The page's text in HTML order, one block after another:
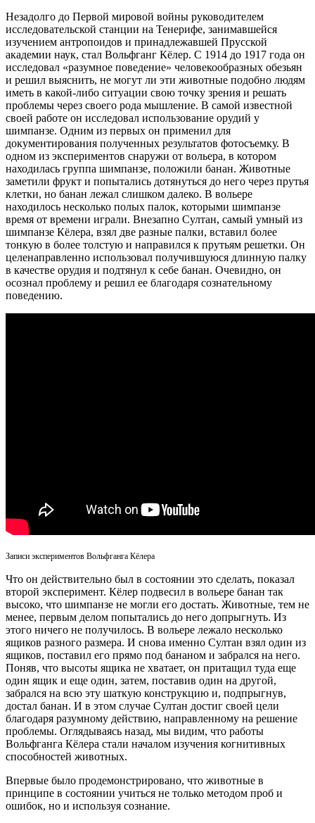
Незадолго до Первой мировой войны руководителем
исследовательской станции на Тенерифе, занимавшейся
изучением антропоидов и принадлежавшей Прусской
академии наук, стал Вольфганг Кёлер. С 1914 до 1917 года он
исследовал «разумное поведение» человекообразных обезьян
и решил выяснить, не могут ли эти животные подобно людям
иметь в какой-либо ситуации свою точку зрения и решать
проблемы через своего рода мышление. В самой известной
своей работе он исследовал использование орудий у
шимпанзе. Одним из первых он применил для
документирования полученных результатов фотосъемку. В
одном из экспериментов снаружи от вольера, в котором
находилась группа шимпанзе, положили банан. Животные
заметили фрукт и попытались дотянуться до него через прутья
клетки, но банан лежал слишком далеко. В вольере
находилось несколько полых палок, которыми шимпанзе
время от времени играли. Внезапно Султан, самый умный из
шимпанзе Кёлера, взял две разные палки, вставил более
тонкую в более толстую и направился к прутьям решетки. Он
целенаправленно использовал получившуюся длинную палку
в качестве орудия и подтянул к себе банан. Очевидно, он
осознал проблему и решил ее благодаря сознательному
поведению.
Записи экспериментов Вольфганга Кёлера
Что он действительно был в состоянии это сделать, показал
второй эксперимент. Кёлер подвесил в вольере банан так
высоко, что шимпанзе не могли его достать. Животные, тем не
менее, первым делом попытались до него допрыгнуть. Из
этого ничего не получилось. В вольере лежало несколько
ящиков разного размера. И снова именно Султан взял один из
ящиков, поставил его прямо под бананом и забрался на него.
Поняв, что высоты ящика не хватает, он притащил туда еще
один ящик и еще один, затем, поставив один на другой,
забрался на всю эту шаткую конструкцию и, подпрыгнув,
достал банан. И в этом случае Султан достиг своей цели
благодаря разумному действию, направленному на решение
проблемы. Оглядываясь назад, мы видим, что работы
Вольфганга Кёлера стали началом изучения когнитивных
способностей животных.
Впервые было продемонстрировано, что животные в
принципе в состоянии учиться не только методом проб и
ошибок, но и иcпользуя сознание.